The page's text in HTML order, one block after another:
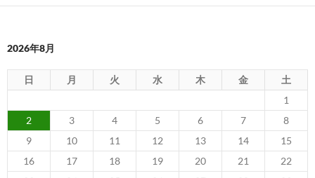
2026年8月
日 月 火 水 木 金
土
1
2
3 4 5 6 7
8
9
10 11 12 13 14
15
16
17 18 19 20 21
22